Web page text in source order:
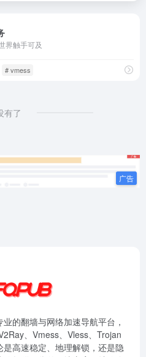
界触手可及
# vmess
有了
的翻墙与网络加速导航平台，
、Vmess、Vless、Trojan
高速稳定、地理解锁，还是隐